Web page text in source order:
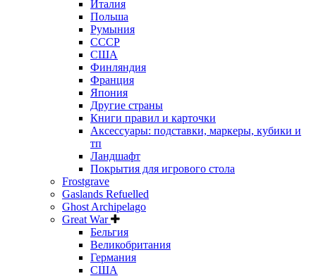
Италия
Польша
Румыния
СССР
США
Финляндия
Франция
Япония
Другие страны
Книги правил и карточки
Аксессуары: подставки, маркеры, кубики и
тп
Ландшафт
Покрытия для игрового стола
Frostgrave
Gaslands Refuelled
Ghost Archipelago
Great War
Бельгия
Великобритания
Германия
США